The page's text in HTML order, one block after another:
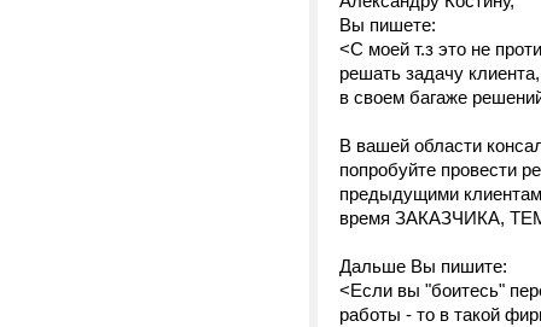
Вы пишете:
<С моей т.з это не
решать задачу
в своем багаже
В вашей области
попробуйте провести
предыдущими
время ЗАКАЗЧИКА,
Дальше Вы пишите:
<Если вы "боитесь"
работы - то в такой